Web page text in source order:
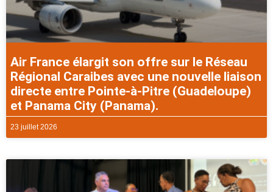
Air France élargit son offre sur le Réseau
Régional Caraibes avec une nouvelle liaison
directe entre Pointe-à-Pitre (Guadeloupe)
et Panama City (Panama).
23 juillet 2026